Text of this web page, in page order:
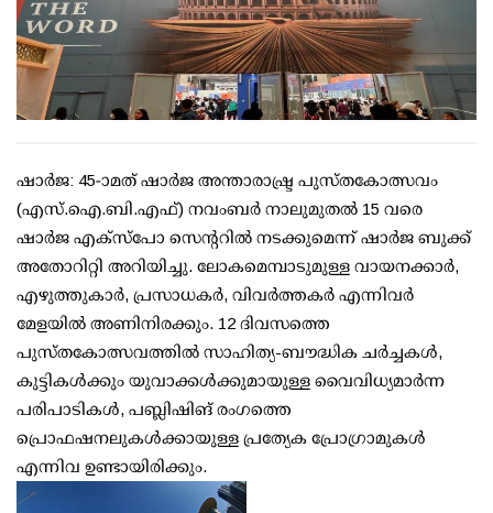
ഷാർജ: 45-ാമത് ഷാർജ അന്താരാഷ്ട്ര പുസ്തകോത്സവം
(എസ്​.ഐ.ബി.എഫ്​) നവംബർ നാലുമുതൽ 15 വരെ
ഷാർജ എക്‌സ്‌പോ സെന്ററിൽ നടക്കുമെന്ന് ഷാർജ ബുക്ക്
അതോറിറ്റി അറിയിച്ചു. ലോകമെമ്പാടുമുള്ള വായനക്കാർ,
എഴുത്തുകാർ, പ്രസാധകർ, വിവർത്തകർ എന്നിവർ
മേളയിൽ അണിനിരക്കും. 12 ദിവസത്തെ
പുസ്തകോത്സവത്തിൽ സാഹിത്യ-ബൗദ്ധിക ചർച്ചകൾ,
കുട്ടികൾക്കും യുവാക്കൾക്കുമായുള്ള വൈവിധ്യമാർന്ന
പരിപാടികൾ, പബ്ലിഷിങ്​ രംഗത്തെ
പ്രൊഫഷനലുകൾക്കായുള്ള പ്രത്യേക പ്രോഗ്രാമുകൾ
എന്നിവ ഉണ്ടായിരിക്കും.